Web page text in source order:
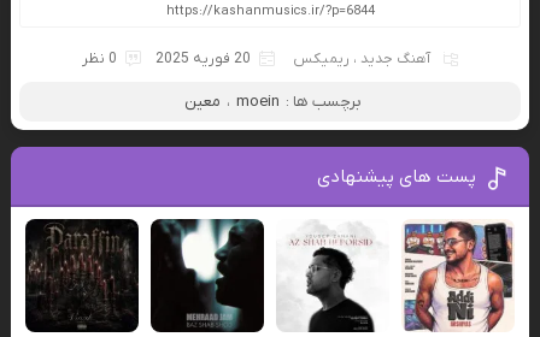
آهنگ جدید ، ریمیکس 20 فوریه 2025 0 نظر
برچسب ها : moein ، معین
پست های پیشنهادی